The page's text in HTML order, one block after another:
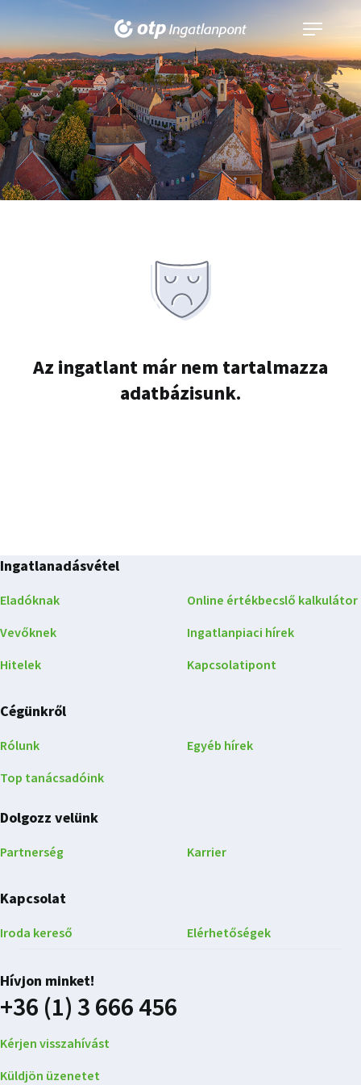
Navigáció
kinyitása
Az ingatlant már nem tartalmazza
adatbázisunk.
Ingatlanadásvétel
Eladóknak
Vevőknek
Hitelek
Online értékbecslő kalkulátor
Ingatlanpiaci hírek
Kapcsolatipont
Cégünkről
Rólunk
Top tanácsadóink
Egyéb hírek
Dolgozz velünk
Partnerség Karrier
Kapcsolat
Iroda kereső Elérhetőségek
Hívjon minket!
+36 (1) 3 666 456
Kérjen visszahívást
Küldjön üzenetet